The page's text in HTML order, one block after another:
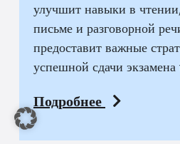
улучшит навыки в
письме и разговорной
предоставит важные
успешной сдачи
Подробнее